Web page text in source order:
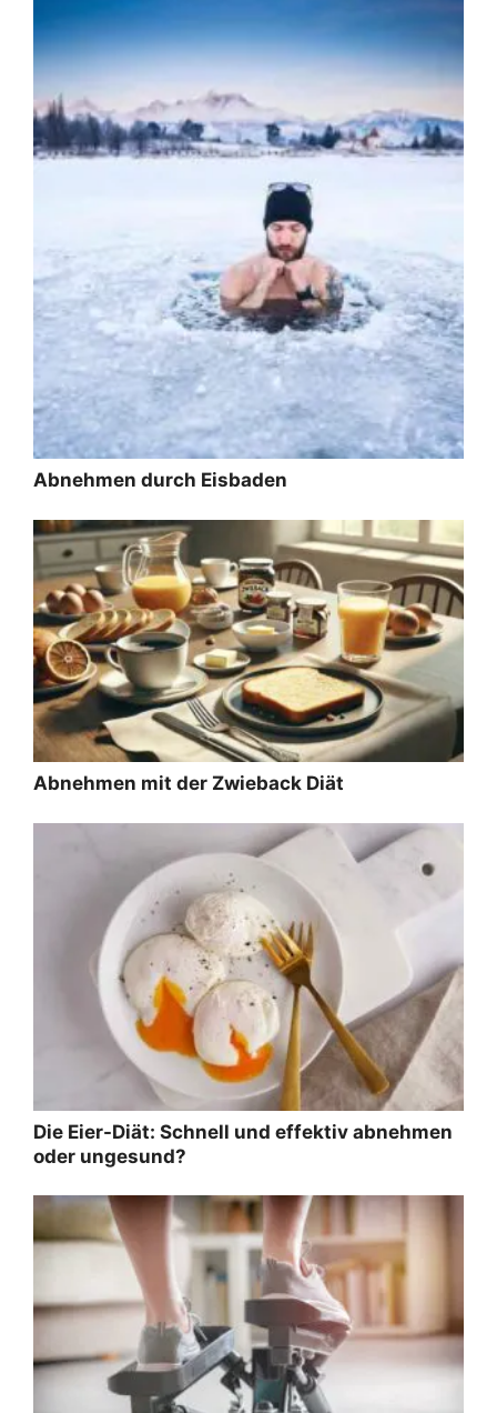
Abnehmen durch Eisbaden
Abnehmen mit der Zwieback Diät
Die Eier-Diät: Schnell und effektiv abnehmen
oder ungesund?